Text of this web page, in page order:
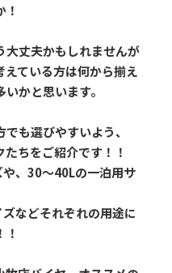
大丈夫かもしれませんが
ている方は何から揃え
かと思います。
も選びやすいよう、
ちをご紹介です！！
、30～40Lの一泊用サ
などそれぞれの用途に